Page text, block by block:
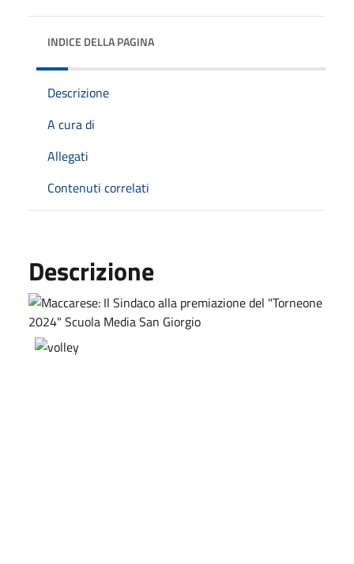
INDICE DELLA PAGINA
Descrizione
A cura di
Allegati
Contenuti correlati
Descrizione